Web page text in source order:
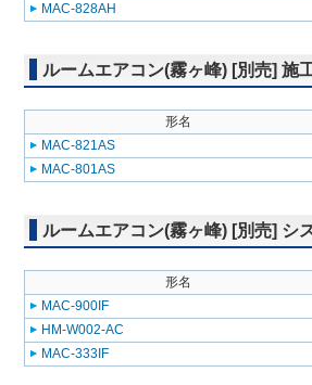
MAC-828AH
ルームエアコン(霧ヶ峰) [別売] 施
形名
MAC-821AS
MAC-801AS
ルームエアコン(霧ヶ峰) [別売] シ
形名
MAC-900IF
HM-W002-AC
MAC-333IF